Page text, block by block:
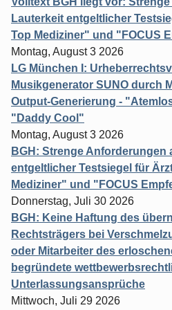
Lauterkeit entgeltlicher
Top Mediziner" und "FOCUS
Montag, August 3 2026
LG München I:
Musikgenerator SUNO durch
Output-Generierung -
"Daddy Cool"
Montag, August 3 2026
BGH: Strenge Anforderungen
entgeltlicher Testsiegel für
Mediziner" und "FOCUS
Donnerstag, Juli 30 2026
BGH: Keine Haftung des
Rechtsträgers bei
oder Mitarbeiter des
begründete
Unterlassungsansprüche
Mittwoch, Juli 29 2026